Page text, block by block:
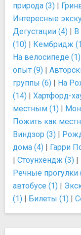
природа (3) |
Интересные
Дегустации (4) | В
(10) | Кембридж
На велосипеде (1)
опыт (9) |
группы (6) | На
(14) | Хартфорд-
местным (1) |
Пожить как
Виндзор (3) |
дома (4) | Гарри
| Стоунхендж (3) |
Речные прогулки
автобусе (1) |
(1) | Билеты (1) |